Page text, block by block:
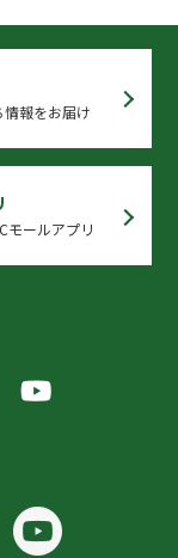
報をお届け
モールアプリ